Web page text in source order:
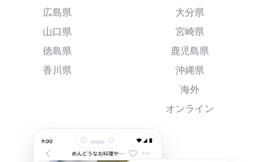
広島県
山口県
徳島県
香川県
大分県
宮崎県
鹿児島県
沖縄県
海外
オンライン